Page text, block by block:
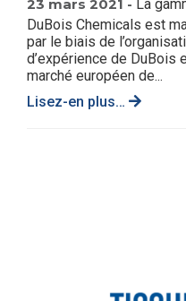
23 mars 2021 - La
DuBois Chemicals est
par le biais de
d’expérience de DuBois
marché européen de...
Lisez-en plus…